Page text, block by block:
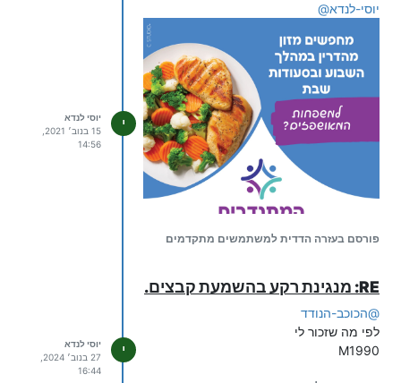
@יוסי-לנדא
פורסם בעזרה הדדית למשתמשים מתקדמים
י
יוסי לנדא
15 בנוב׳ 2021,
14:56
RE: מנגינת רקע בהשמעת קבצים.
@הכוכב-הנודד
לפי מה שזכור לי
M1990
י
יוסי לנדא
16:44